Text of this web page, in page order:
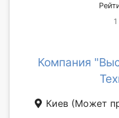
Компания
Киев (Может